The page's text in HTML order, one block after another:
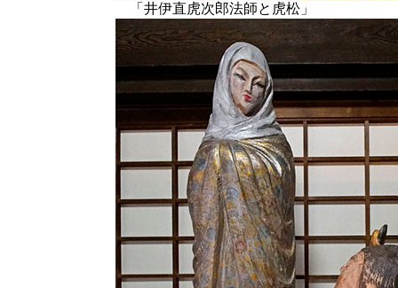
「井伊直虎次郎法師と虎松」